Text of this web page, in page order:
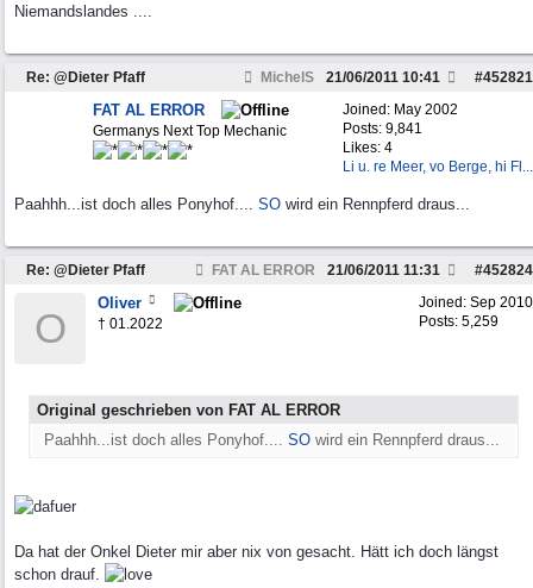
Niemandslandes ....
Re: @Dieter Pfaff MichelS #452821
21/06/2011 10:41
Joined: May 2002
Posts: 9,841
Likes: 4
Li u. re Meer, vo Berge, hi Fl...
FAT AL ERROR
Germanys Next Top Mechanic
Paahhh...ist doch alles Ponyhof.... SO wird ein Rennpferd draus...
Re: @Dieter Pfaff FAT AL ERROR #452824
21/06/2011 11:31
Joined: Sep 2010
Posts: 5,259
O
Oliver
† 01.2022
Original geschrieben von FAT AL ERROR
Paahhh...ist doch alles Ponyhof.... SO wird ein Rennpferd draus...
Da hat der Onkel Dieter mir aber nix von gesacht. Hätt ich doch längst
schon drauf.